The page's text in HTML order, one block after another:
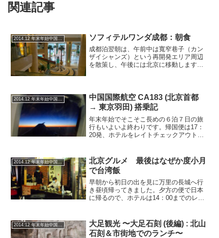
関連記事
ソフィテルワンダ成都：朝食
成都泊翌朝は、午前中は寬窄巷子（カン
ザイシャンズ）という再開発エリア周辺
を散策し、午後には北京に移動します。
がホテル全...
中国国際航空 CA183 (北京首都
→ 東京羽田) 搭乗記
年末年始でそこそこ長めの６泊７日の旅
行もいよいよ終わりです。帰国便は17：
20発、ホテルをレイトチェックアウトし
かうことにします。机場線は、何気に一
人当たり25元（50...
2014.12 年末年始中国周遊旅
北京グルメ 最後はなぜか度小月
で台湾飯
早朝から初日の出を見に万里の長城へ行
き昼頃帰ってきました。夕方の便で日本
に帰るので、ホテルは14：00までのレイ
日の中国周遊旅で連日の中華料理、この
日の朝食も中華だった...
2014.12 年末年始中国周遊旅
大足観光 〜大足石刻 (後編) : 北山
石刻＆市街地でのランチ〜